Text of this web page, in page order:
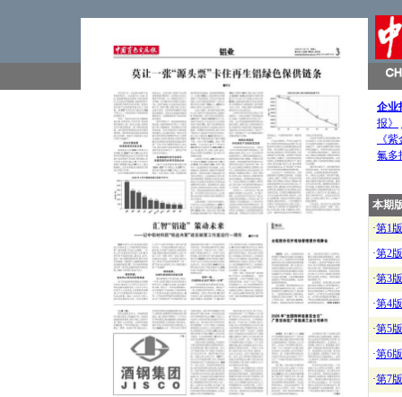
企业
报》
《
氟多
本期
·第1版
·第2版
·第3版
·第4版
·第5版
·第6版
·第7版